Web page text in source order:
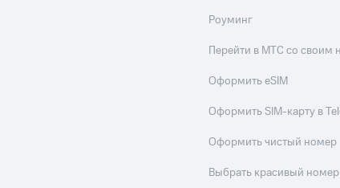
Роуминг
Перейти в МТС со своим
Оформить eSIM
Оформить SIM-карту в
Оформить чистый номер
Выбрать красивый номер